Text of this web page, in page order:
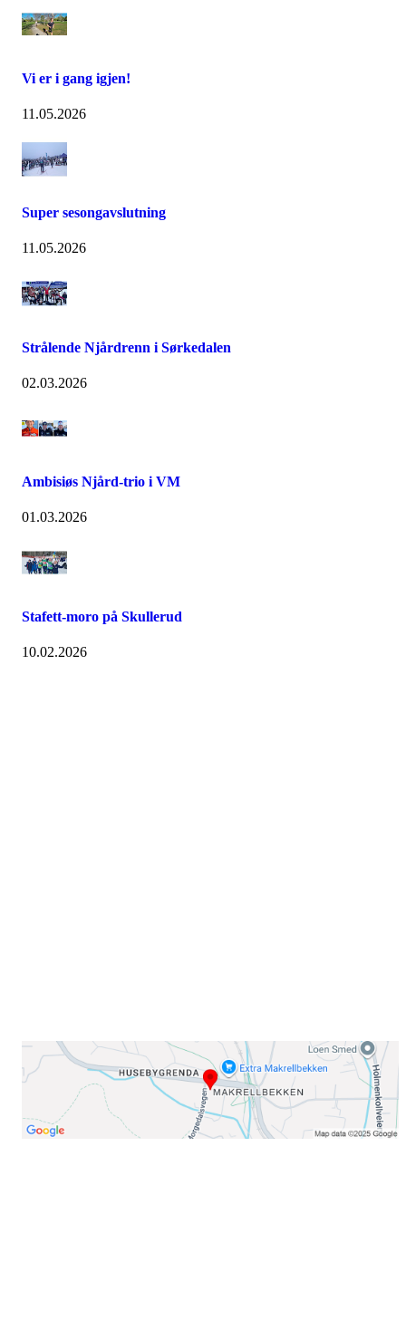
Vi er i gang igjen!
11.05.2026
Super sesongavslutning
11.05.2026
Strålende Njårdrenn i Sørkedalen
02.03.2026
Ambisiøs Njård-trio i VM
01.03.2026
Stafett-moro på Skullerud
10.02.2026